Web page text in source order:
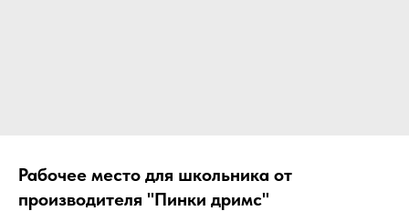
Рабочее место для школьника от
производителя "Пинки дримс"